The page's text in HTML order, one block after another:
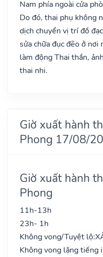
Nam phía ngoài cửa
Do đó, thai phụ không
dịch chuyển vị trí đồ
sửa chữa đục đẽo ở nơi
làm động Thai thần,
thai nhi.
Giờ xuất hành
Phong 17/08/
Giờ xuất hành
Phong
11h-13h
23h- 1h
Không vong/Tuyệt lộ:
Không vong lặng tiếng